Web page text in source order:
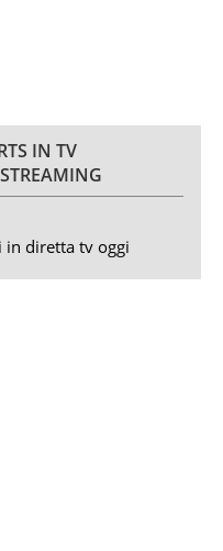
IN TV
in diretta tv oggi